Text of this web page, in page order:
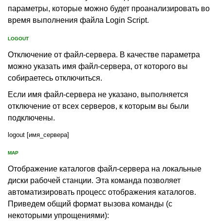
параметры, которые можно будет проанализировать во
время выполнения файла Login Script.
LOGOUT
Отключение от файл-сервера. В качестве параметра
можно указать имя файл-сервера, от которого вы
собираетесь отключиться.
Если имя файл-сервера не указано, выполняется
отключение от всех серверов, к которым вы были
подключены.
logout [имя_сервера]
MAP
Отображение каталогов файл-сервера на локальные
диски рабочей станции. Эта команда позволяет
автоматизировать процесс отображения каталогов.
Приведем общий формат вызова команды (с
некоторыми упрощениями):